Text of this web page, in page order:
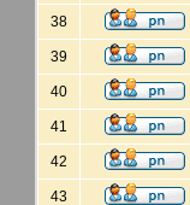
38
39
40
41
42
43